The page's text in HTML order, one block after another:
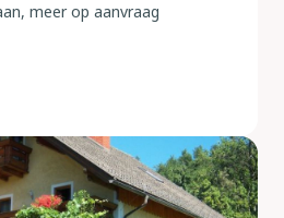
meer op aanvraag